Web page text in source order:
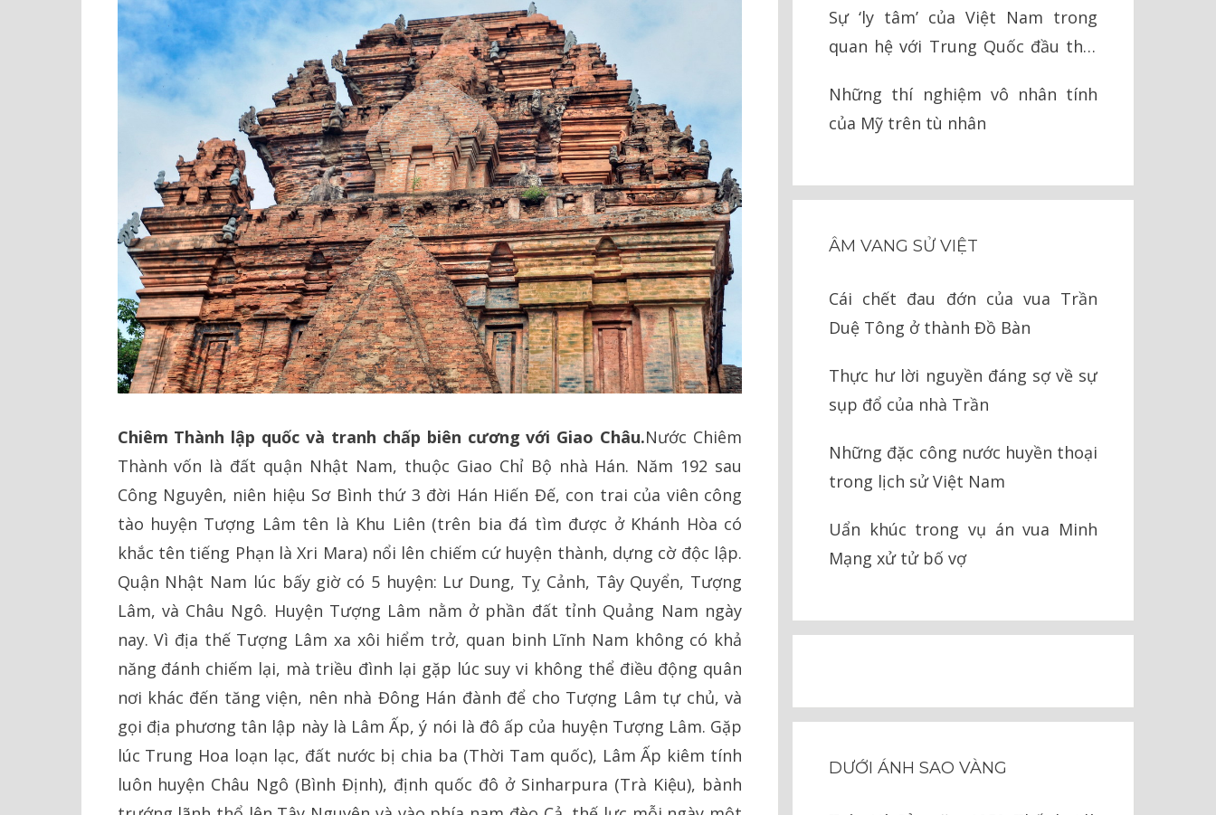
Chiêm Thành lập quốc và tranh chấp biên cương với Giao Châu.Nước Chiêm
Thành vốn là đất quận Nhật Nam, thuộc Giao Chỉ Bộ nhà Hán. Năm 192 sau
Công Nguyên, niên hiệu Sơ Bình thứ 3 đời Hán Hiến Đế, con trai của viên công
tào huyện Tượng Lâm tên là Khu Liên (trên bia đá tìm được ở Khánh Hòa có
khắc tên tiếng Phạn là Xri Mara) nổi lên chiếm cứ huyện thành, dựng cờ độc lập.
Quận Nhật Nam lúc bấy giờ có 5 huyện: Lư Dung, Tỵ Cảnh, Tây Quyển, Tượng
Lâm, và Châu Ngô. Huyện Tượng Lâm nằm ở phần đất tỉnh Quảng Nam ngày
nay. Vì địa thế Tượng Lâm xa xôi hiểm trở, quan binh Lĩnh Nam không có khả
năng đánh chiếm lại, mà triều đình lại gặp lúc suy vi không thể điều động quân
nơi khác đến tăng viện, nên nhà Đông Hán đành để cho Tượng Lâm tự chủ, và
gọi địa phương tân lập này là Lâm Ấp, ý nói là đô ấp của huyện Tượng Lâm. Gặp
lúc Trung Hoa loạn lạc, đất nước bị chia ba (Thời Tam quốc), Lâm Ấp kiêm tính
luôn huyện Châu Ngô (Bình Định), định quốc đô ở Sinharpura (Trà Kiệu), bành
Sự ‘ly tâm’ của Việt Nam trong
quan hệ với Trung Quốc đầu thời
Những thí nghiệm vô nhân tính
của Mỹ trên tù nhân
ÂM VANG SỬ VIỆT
Cái chết đau đớn của vua Trần
Duệ Tông ở thành Đồ Bàn
Thực hư lời nguyền đáng sợ về sự
sụp đổ của nhà Trần
Những đặc công nước huyền thoại
trong lịch sử Việt Nam
Uẩn khúc trong vụ án vua Minh
Mạng xử tử bố vợ
DƯỚI ÁNH SAO VÀNG